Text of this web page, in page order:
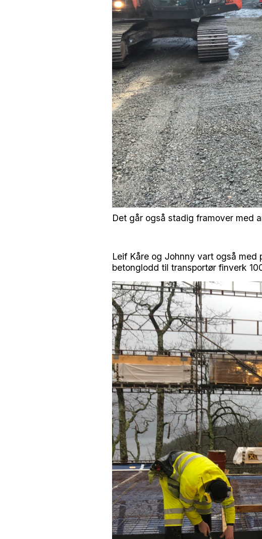
Det går også stadig framover med
Leif Kåre og Johnny vart også med
betonglodd til transportør finverk